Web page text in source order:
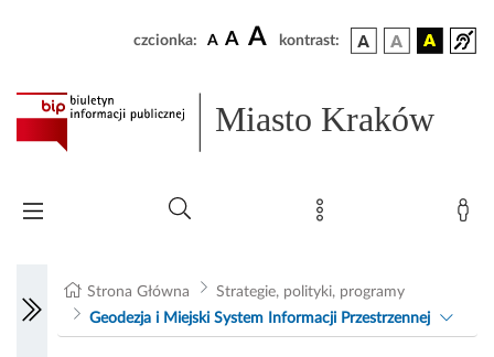
czcionka: A A A kontrast:
Miasto Kraków
Strona Główna
Strategie, polityki, programy
Geodezja i Miejski System Informacji Przestrzennej